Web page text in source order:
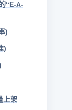
“E-A-
)
)
上架